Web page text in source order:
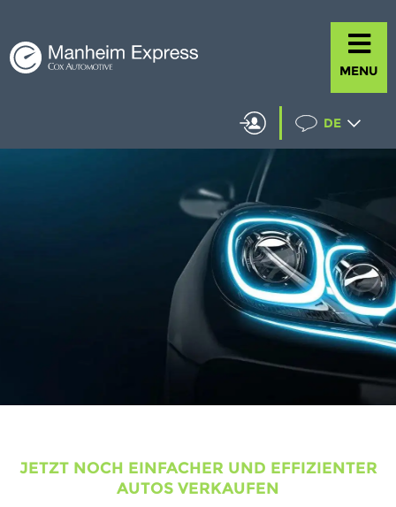
MENU
DE
JETZT NOCH EINFACHER UND EFFIZIENTER
AUTOS VERKAUFEN